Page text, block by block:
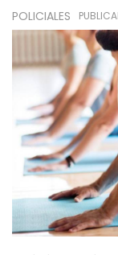
POLICIALES